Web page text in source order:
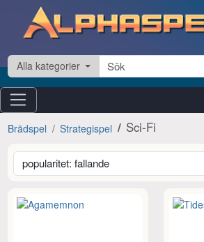
Hoppa till innehåll
Alla kategorier
Brädspel Strategispel Sci-Fi